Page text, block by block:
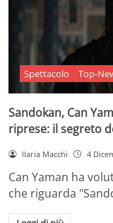
Spettacolo Top-
Sandokan, Can
riprese: il segreto
Ilaria Macchi 4
Can Yaman ha
che riguarda